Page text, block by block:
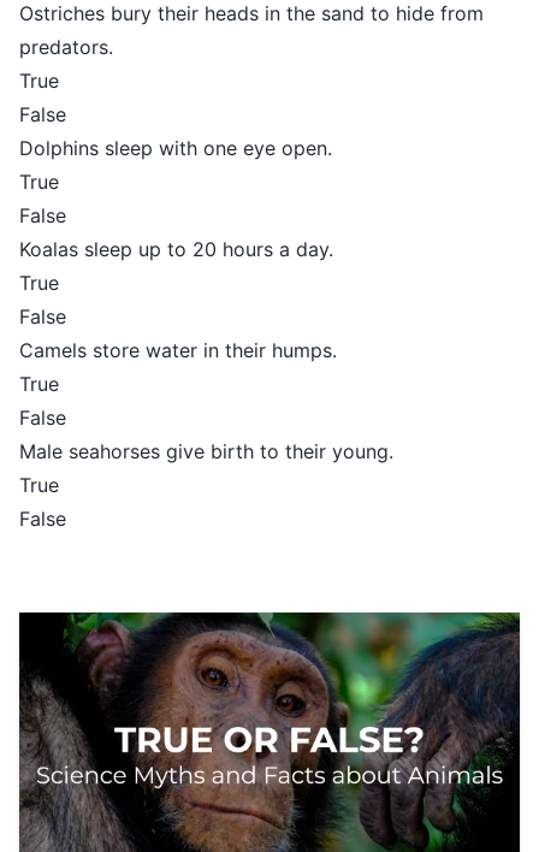
Ostriches bury their heads in the sand to hide from
predators.
True
False
Dolphins sleep with one eye open.
True
False
Koalas sleep up to 20 hours a day.
True
False
Camels store water in their humps.
True
False
Male seahorses give birth to their young.
True
False